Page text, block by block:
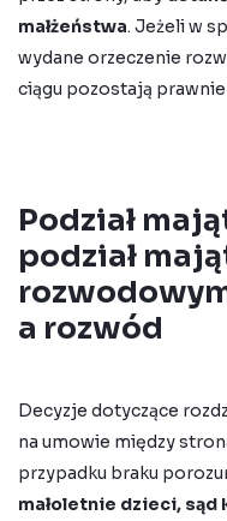
małżeństwa. Jeżeli w
wydane orzeczenie
ciągu pozostają prawnie
Podział
podział
a rozwód
Decyzje dotyczące
na umowie między
przypadku braku
małoletnie dzieci,